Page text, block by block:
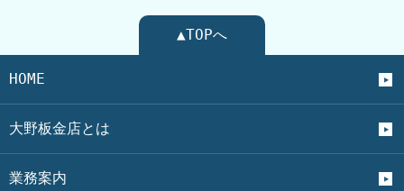
▲TOPへ
HOME
大野板金店とは
業務案内